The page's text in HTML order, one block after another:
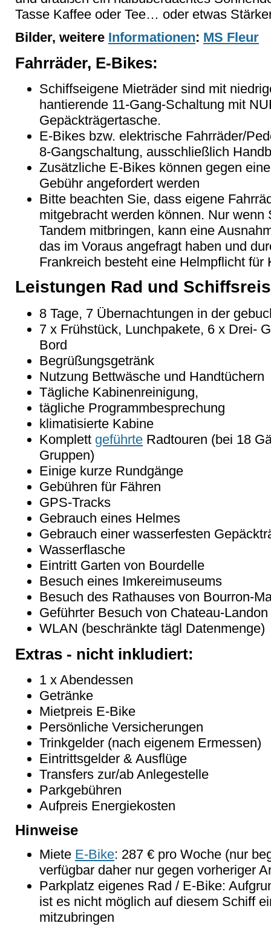
Tasse Kaffee oder Tee… oder etwas
Bilder, weitere Informationen: MS Fleur
Fahrräder, E-Bikes:
Schiffseigene Mieträder sind mit
hantierende 11-Gang-Schaltung mit
Gepäckträgertasche.
E-Bikes bzw. elektrische Fahrräder/
8-Gangschaltung, ausschließlich
Zusätzliche E-Bikes können gegen
Gebühr angefordert werden
Bitte beachten Sie, dass eigene
mitgebracht werden können. Nur
Tandem mitbringen, kann eine
das im Voraus angefragt haben und
Frankreich besteht eine Helmpflicht für
Leistungen Rad und
8 Tage, 7 Übernachtungen in der
7 x Frühstück, Lunchpakete, 6 x Drei-
Bord
Begrüßungsgetränk
Nutzung Bettwäsche und Handtüchern
Tägliche Kabinenreinigung,
tägliche Programmbesprechung
klimatisierte Kabine
Komplett geführte Radtouren (bei 18
Gruppen)
Einige kurze Rundgänge
Gebühren für Fähren
GPS-Tracks
Gebrauch eines Helmes
Gebrauch einer wasserfesten
Wasserflasche
Eintritt Garten von Bourdelle
Besuch eines Imkereimuseums
Besuch des Rathauses von Bourron-
Geführter Besuch von Chateau-Landon
WLAN (beschränkte tägl Datenmenge)
Extras - nicht inkludiert:
1 x Abendessen
Getränke
Mietpreis E-Bike
Persönliche Versicherungen
Trinkgelder (nach eigenem Ermessen)
Eintrittsgelder & Ausflüge
Transfers zur/ab Anlegestelle
Parkgebühren
Aufpreis Energiekosten
Hinweise
Miete E-Bike: 287 € pro Woche (nur
verfügbar daher nur gegen vorheriger
Parkplatz eigenes Rad / E-Bike:
ist es nicht möglich auf diesem Schiff
mitzubringen